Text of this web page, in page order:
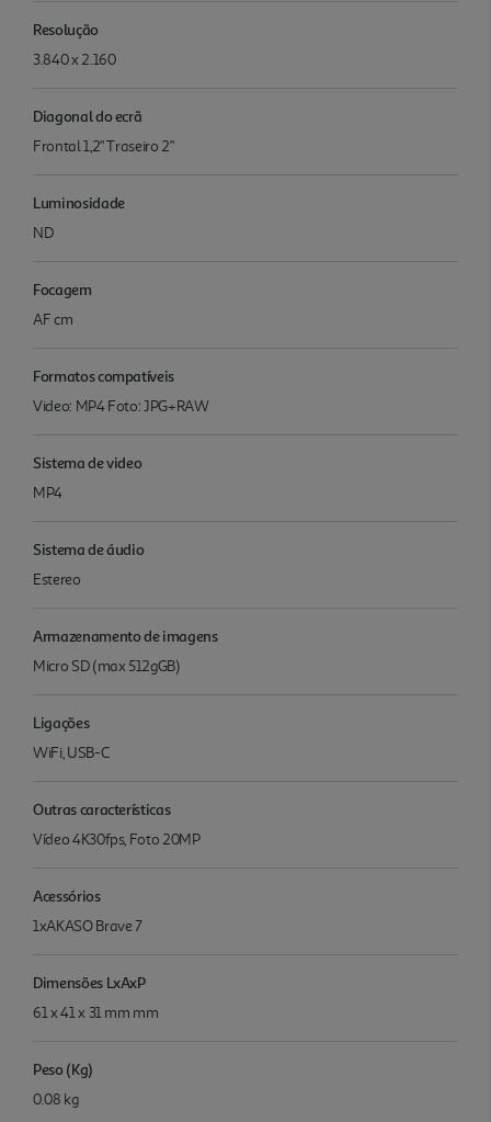
Resolução
3.840 x 2.160
Diagonal do ecrã
Frontal 1,2" Traseiro 2"
Luminosidade
ND
Focagem
AF cm
Formatos compatíveis
Video: MP4 Foto: JPG+RAW
Sistema de video
MP4
Sistema de áudio
Estereo
Armazenamento de imagens
Micro SD (max 512gGB)
Ligações
WiFi, USB-C
Outras características
Vídeo 4K30fps, Foto 20MP
Acessórios
1xAKASO Brave 7
Dimensões LxAxP
61 x 41 x 31 mm mm
Peso (Kg)
0.08 kg